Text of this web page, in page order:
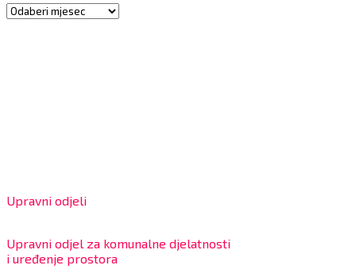
Arhiva
Upravni odjeli
Upravni odjel za komunalne djelatnosti
i uređenje prostora